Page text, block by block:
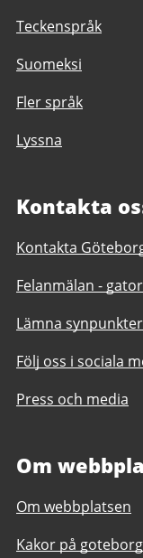
Teckenspråk
Suomeksi
Fler språk
Lyssna
Kontakta
Kontakta
Felanmälan -
Lämna synpunkter
Följ oss i sociala
Press och media
Om
Om webbplatsen
Kakor på